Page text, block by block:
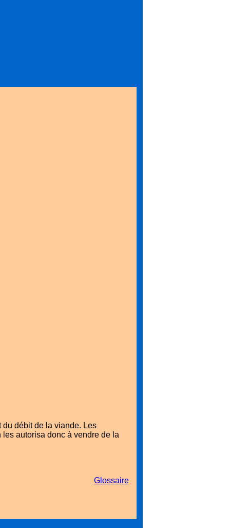
débit de la viande. Les
autorisa donc à vendre de la
Glossaire